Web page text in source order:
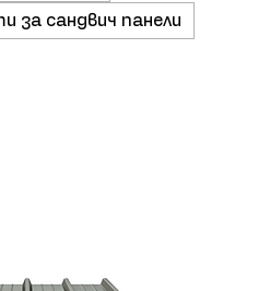
за сандвич панели